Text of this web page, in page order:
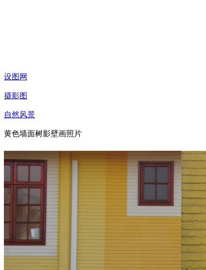
设图网
摄影图
自然风景
黄色墙面树影壁画照片